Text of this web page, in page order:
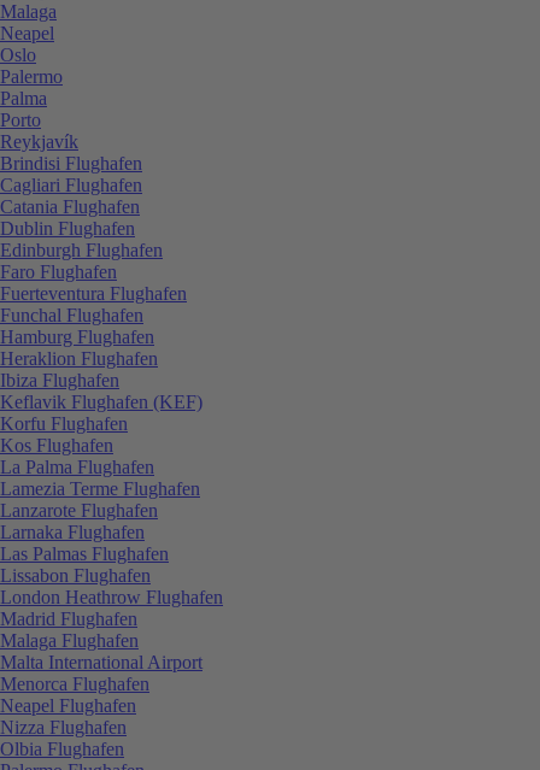
Malaga
Neapel
Oslo
Palermo
Palma
Porto
Reykjavík
Brindisi Flughafen
Cagliari Flughafen
Catania Flughafen
Dublin Flughafen
Edinburgh Flughafen
Faro Flughafen
Fuerteventura Flughafen
Funchal Flughafen
Hamburg Flughafen
Heraklion Flughafen
Ibiza Flughafen
Keflavik Flughafen (KEF)
Korfu Flughafen
Kos Flughafen
La Palma Flughafen
Lamezia Terme Flughafen
Lanzarote Flughafen
Larnaka Flughafen
Las Palmas Flughafen
Lissabon Flughafen
London Heathrow Flughafen
Madrid Flughafen
Malaga Flughafen
Malta International Airport
Menorca Flughafen
Neapel Flughafen
Nizza Flughafen
Olbia Flughafen